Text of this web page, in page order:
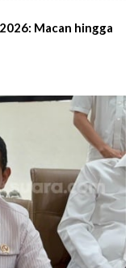
Macan hingga